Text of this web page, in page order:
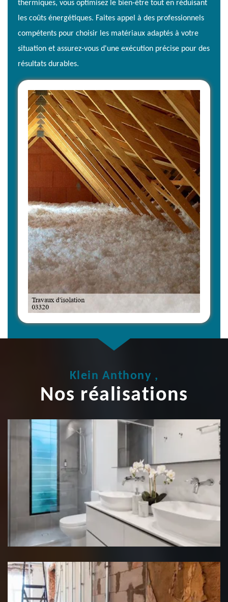
thermiques, vous optimisez le bien-être tout en réduisant
les coûts énergétiques. Faites appel à des professionnels
compétents pour choisir les matériaux adaptés à votre
situation et assurez-vous d'une exécution précise pour des
résultats durables.
Klein Anthony ,
Nos réalisations
Rénovation salle de bain